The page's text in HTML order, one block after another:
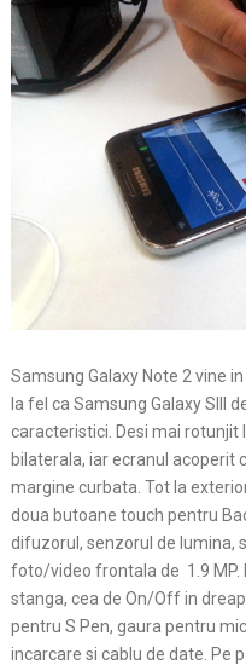
Samsung Galaxy Note 2 vine
la fel ca Samsung Galaxy SIII
caracteristici. Desi mai
bilaterala, iar ecranul acoperit
margine curbata. Tot la
doua butoane touch pentru
difuzorul, senzorul de lumina,
foto/video frontala de 1.9 MP.
stanga, cea de On/Off in
pentru S Pen, gaura pentru
incarcare si cablu de date. Pe